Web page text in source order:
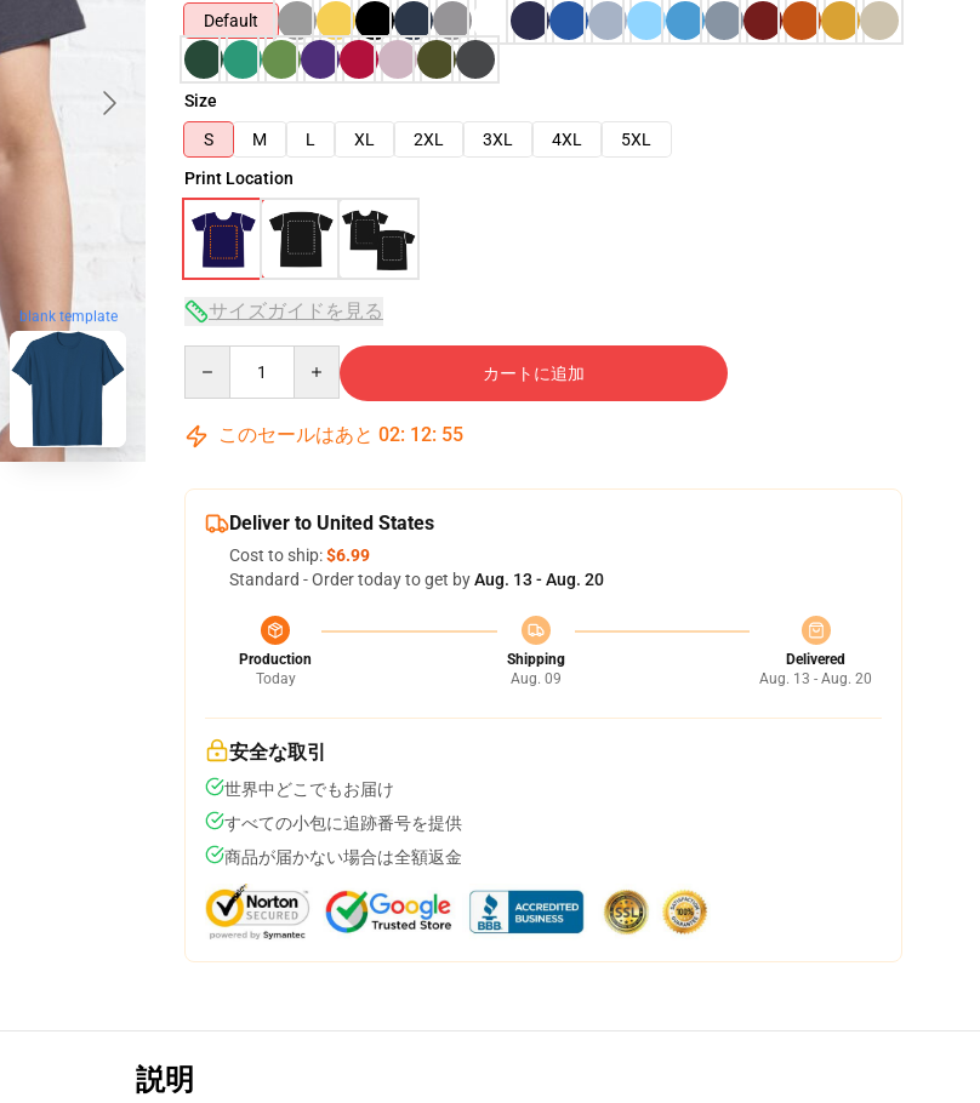
blank template
Default
Size
S
M L XL 2XL 3XL 4XL
5XL
Print Location
サイズガイドを見る
カートに追加
このセールはあと 02: 12: 54
Deliver to United States
Cost to ship:$6.99
Standard - Order today to get byAug. 13 - Aug. 20
Production
Today
Shipping
Aug. 09
Delivered
Aug. 13 - Aug. 20
安全な取引
世界中どこでもお届け
すべての小包に追跡番号を提供
商品が届かない場合は全額返金
説明